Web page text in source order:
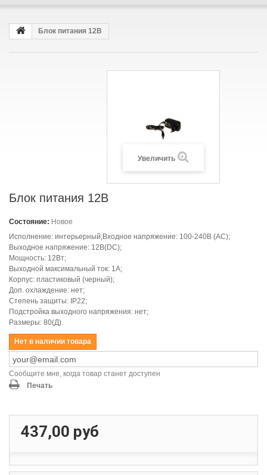
Блок питания 12В
Увеличить
Блок питания 12В
Состояние: Новое
Исполнение: интерьерный;Входное напряжение: 100-240В (AC);
Выходное напряжение: 12В(DC);
Мощность: 12Вт;
Выходной максимальный ток: 1А;
Корпус: пластиковый (черный);
Доп. охлаждение: нет;
Степень защиты: IP22;
Подстройка выходного напряжения: нет;
Размеры: 80(Д).
Нет в наличии товара
Сообщите мне, когда товар станет доступен
Печать
437,00 руб